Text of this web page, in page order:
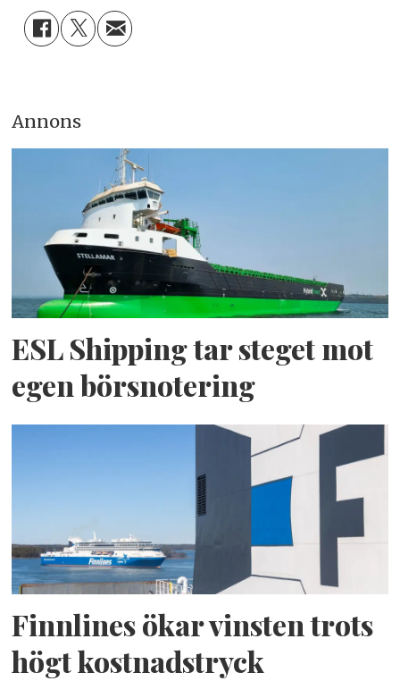
Annons
ESL Shipping tar steget mot
egen börsnotering
Finnlines ökar vinsten trots
högt kostnadstryck